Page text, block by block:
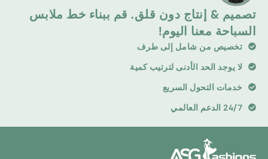
تصميم & إنتاج دون قلق. قم ببناء خط ملابس
السباحة معنا اليوم!
تخصيص من شامل إلى طرف
لا يوجد الحد الأدنى لترتيب كمية
خدمات التحول السريع
24/7 الدعم العالمي